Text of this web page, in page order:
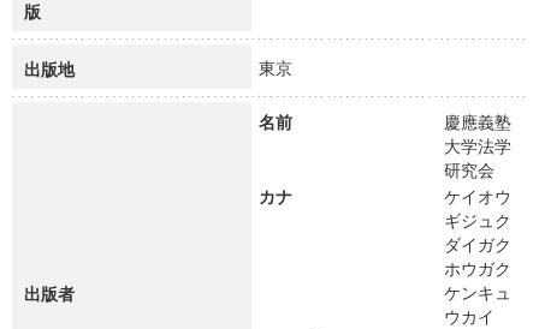
版
出版地 東京
出版者
名前
慶應義塾
大学法学
研究会
カナ
ケイオウ
ギジュク
ダイガク
ホウガク
ケンキュ
ウカイ